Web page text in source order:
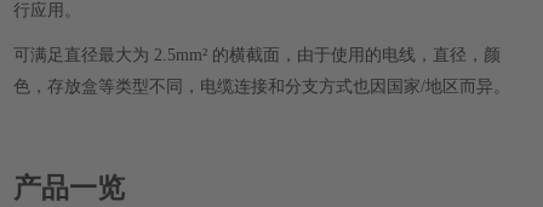
行应用。
可满足直径最大为 2.5mm² 的横截面，由于使用的电线，直径，颜
色，存放盒等类型不同，电缆连接和分支方式也因国家/地区而异。
产品一览